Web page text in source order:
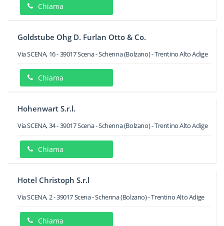
Chiama
Goldstube Ohg D. Furlan Otto & Co.
Via SCENA, 16-39017Scena - Schenna(Bolzano) -Trentino Alto Adige
Chiama
Hohenwart S.r.l.
Via SCENA, 34-39017Scena - Schenna(Bolzano) -Trentino Alto Adige
Chiama
Hotel Christoph S.r.l
Via SCENA, 2-39017Scena - Schenna(Bolzano) -Trentino Alto Adige
Chiama